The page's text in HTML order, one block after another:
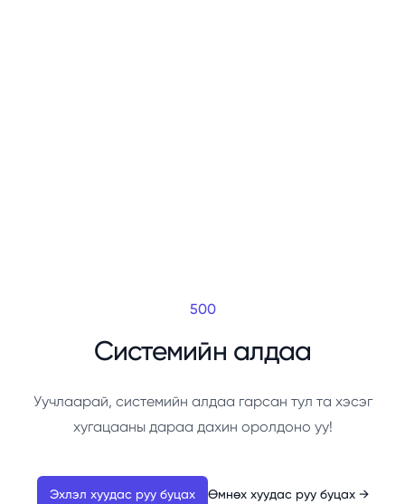
500
Системийн алдаа
Уучлаарай, системийн алдаа гарсан тул та хэсэг
хугацааны дараа дахин оролдоно уу!
Эхлэл хуудас руу буцах Өмнөх хуудас руу буцах →